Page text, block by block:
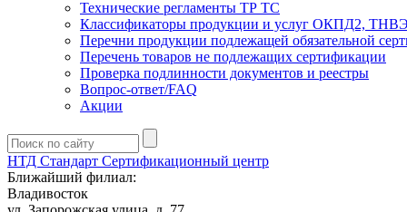
Технические регламенты ТР ТС
Классификаторы продукции и услуг ОКПД2,
Перечни продукции подлежащей обязательной
Перечень товаров не подлежащих сертификации
Проверка подлинности документов и реестры
Вопрос-ответ/FAQ
Акции
НТД Стандарт Сертификационный центр
Ближайший филиал:
Владивосток